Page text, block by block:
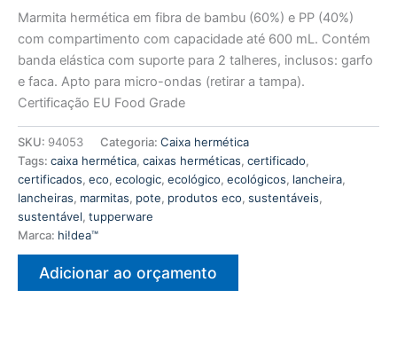
Marmita hermética em fibra de bambu (60%) e PP (40%)
com compartimento com capacidade até 600 mL. Contém
banda elástica com suporte para 2 talheres, inclusos: garfo
e faca. Apto para micro-ondas (retirar a tampa).
Certificação EU Food Grade
SKU: 94053 Categoria: Caixa hermética
Tags: caixa hermética, caixas herméticas, certificado,
certificados, eco, ecologic, ecológico, ecológicos, lancheira,
lancheiras, marmitas, pote, produtos eco, sustentáveis,
sustentável, tupperware
Marca: hi!dea™
Adicionar ao orçamento